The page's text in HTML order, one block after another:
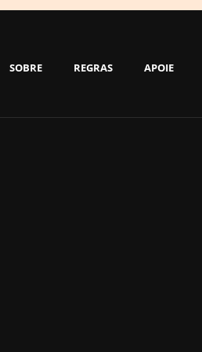
SOBRE REGRAS APOIE